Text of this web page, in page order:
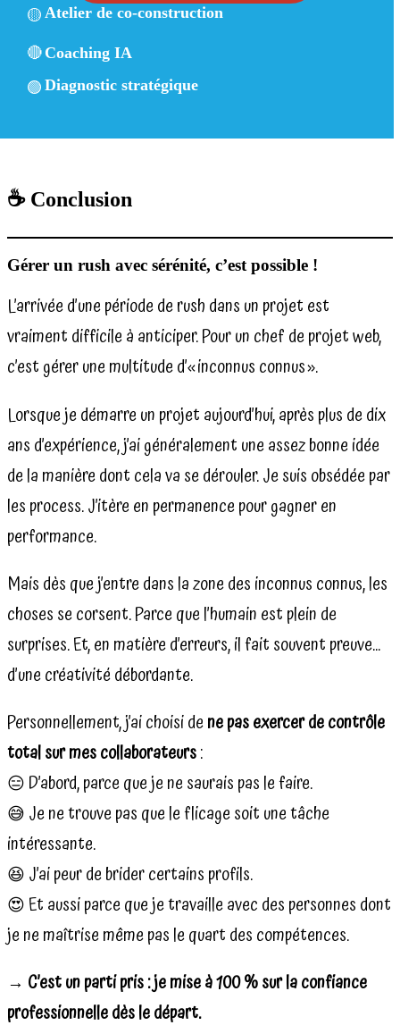
🟡 Atelier de co-construction
🔴 Coaching IA
🟢 Diagnostic stratégique
☕ Conclusion
Gérer un rush avec sérénité, c’est possible !
L’arrivée d’une période de rush dans un projet est
vraiment difficile à anticiper. Pour un chef de projet web,
c’est gérer une multitude d’« inconnus connus ».
Lorsque je démarre un projet aujourd’hui, après plus de dix
ans d’expérience, j’ai généralement une assez bonne idée
de la manière dont cela va se dérouler. Je suis obsédée par
les process. J’itère en permanence pour gagner en
performance.
Mais dès que j’entre dans la zone des inconnus connus, les
choses se corsent. Parce que l’humain est plein de
surprises. Et, en matière d’erreurs, il fait souvent preuve…
d’une créativité débordante.
Personnellement, j’ai choisi dene pas exercer de contrôle
total sur mes collaborateurs:
😑 D’abord, parce que je ne saurais pas le faire.
😅 Je ne trouve pas que le flicage soit une tâche
intéressante.
😆 J’ai peur de brider certains profils.
😍 Et aussi parce que je travaille avec des personnes dont
je ne maîtrise même pas le quart des compétences.
→ C’est un parti pris : je mise à 100 % sur la confiance
professionnelle dès le départ.